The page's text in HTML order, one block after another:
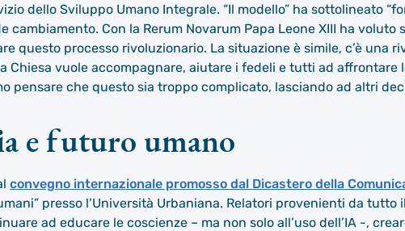
dello Sviluppo Umano Integrale. “Il modello” ha sottolineato
cambiamento. Con la Rerum Novarum Papa Leone XIII ha voluto
questo processo rivoluzionario. La situazione è simile, c’è una
Chiesa vuole accompagnare, aiutare i fedeli e tutti ad affrontare
pensare che questo sia troppo complicato, lasciando ad altri
e futuro umano
convegno internazionale promosso dal Dicastero della
presso l’Università Urbaniana. Relatori provenienti da tutto
ad educare le coscienze – ma non solo all’uso dell’IA -,